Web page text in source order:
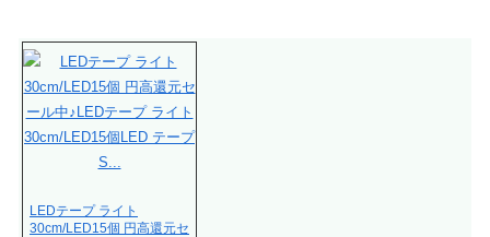
LEDテープ ライト
30cm/LED15個 円高還元セ